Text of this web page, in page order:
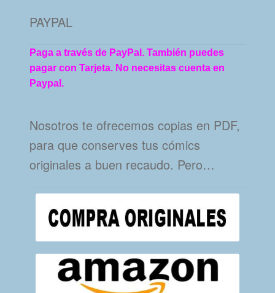
PAYPAL
Paga a través de PayPal. También puedes
pagar con Tarjeta. No necesitas cuenta en
Paypal.
Nosotros te ofrecemos copias en PDF,
para que conserves tus cómics
originales a buen recaudo. Pero…